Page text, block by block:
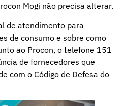
Mogi não precisa alterar.
de atendimento para
de consumo e sobre como
ao Procon, o telefone 151
de fornecedores que
com o Código de Defesa do